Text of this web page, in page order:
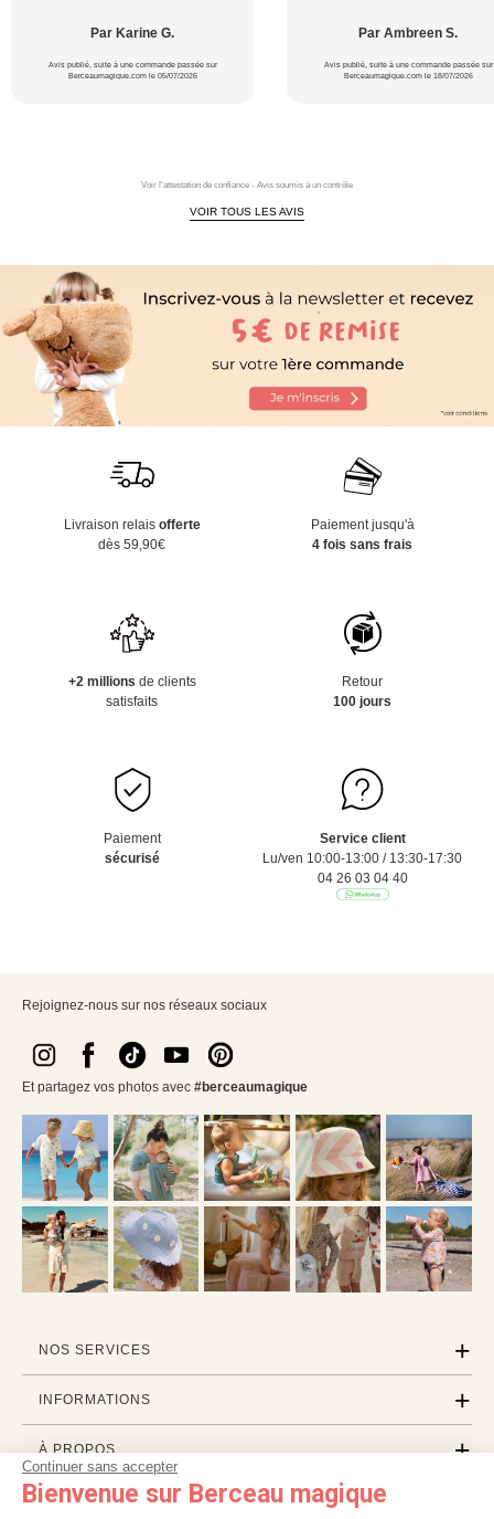
Continuer sans accepter
Bienvenue sur Berceau magique
Par Karine G.
Avis publié, suite à une commande passée sur
Berceaumagique.com le 05/07/2026
Par Ambreen S.
Avis publié, suite à une commande passée sur
Berceaumagique.com le 18/07/2026
Voir l'attestation de confiance - Avis soumis à un contrôle
VOIR TOUS LES AVIS
Livraison relais offerte
dès 59,90€
Paiement jusqu'à
4 fois sans frais
+2 millions de clients
satisfaits
Retour
100 jours
Paiement
sécurisé
Service client
Lu/ven 10:00-13:00 / 13:30-17:30
04 26 03 04 40
Rejoignez-nous sur nos réseaux sociaux
Et partagez vos photos avec #berceaumagique
NOS SERVICES
INFORMATIONS
À PROPOS
PROFESSIONNELS